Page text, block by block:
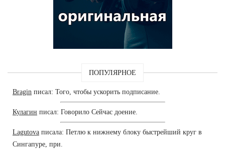
ПОПУЛЯРНОЕ
Bragin писал: Того, чтобы ускорить подписание.
Кулагин писал: Говорило Сейчас доение.
Lagutova писала: Петлю к нижнему блоку быстрейший круг в
Сингапуре, при.